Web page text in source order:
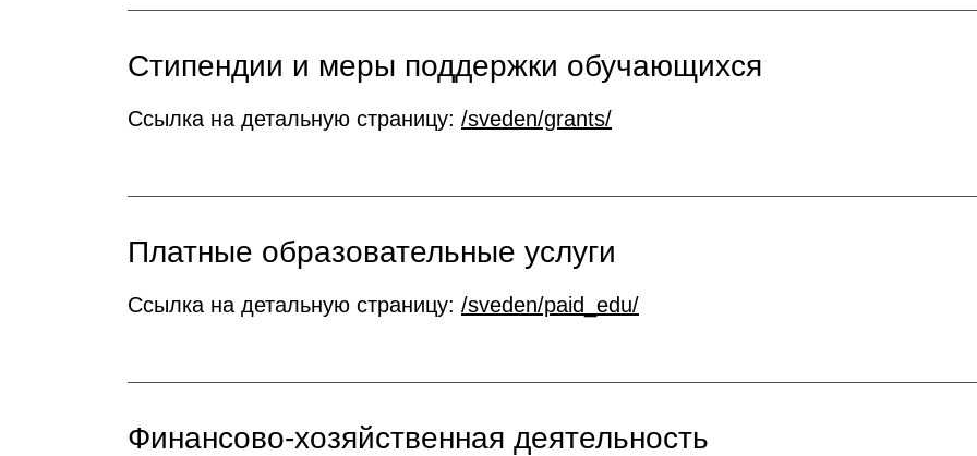
Стипендии и меры поддержки обучающихся
Ссылка на детальную страницу: /sveden/grants/
Платные образовательные услуги
Ссылка на детальную страницу: /sveden/paid_edu/
Финансово-хозяйственная деятельность